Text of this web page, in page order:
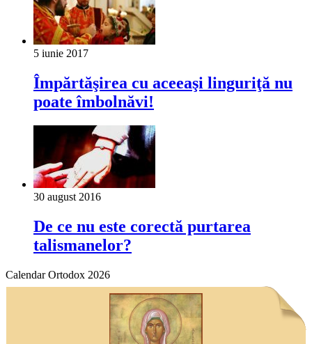
5 iunie 2017
Împărtăşirea cu aceeaşi linguriţă nu
poate îmbolnăvi!
30 august 2016
De ce nu este corectă purtarea
talismanelor?
Calendar Ortodox 2026